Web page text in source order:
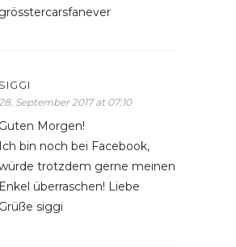
grösstercarsfanever
SIGGI
28. September 2017 at 07:10
Guten Morgen!
Ich bin noch bei Facebook,
trotzdem gerne meinen
Enkel überraschen! Liebe
Grüße siggi